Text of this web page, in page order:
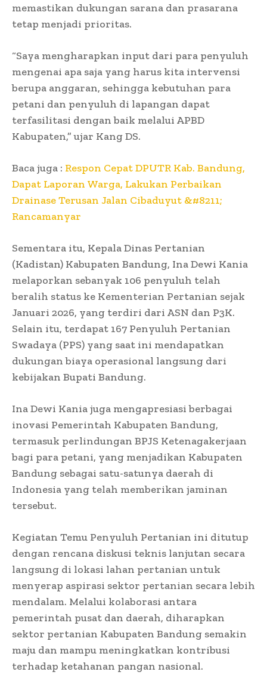
memastikan dukungan sarana dan prasarana
tetap menjadi prioritas.
“Saya mengharapkan input dari para penyuluh
mengenai apa saja yang harus kita intervensi
berupa anggaran, sehingga kebutuhan para
petani dan penyuluh di lapangan dapat
terfasilitasi dengan baik melalui APBD
Kabupaten,” ujar Kang DS.
Baca juga : Respon Cepat DPUTR Kab. Bandung,
Dapat Laporan Warga, Lakukan Perbaikan
Drainase Terusan Jalan Cibaduyut &#8211;
Rancamanyar
Sementara itu, Kepala Dinas Pertanian
(Kadistan) Kabupaten Bandung, Ina Dewi Kania
melaporkan sebanyak 106 penyuluh telah
beralih status ke Kementerian Pertanian sejak
Januari 2026, yang terdiri dari ASN dan P3K.
Selain itu, terdapat 167 Penyuluh Pertanian
Swadaya (PPS) yang saat ini mendapatkan
dukungan biaya operasional langsung dari
kebijakan Bupati Bandung.
Ina Dewi Kania juga mengapresiasi berbagai
inovasi Pemerintah Kabupaten Bandung,
termasuk perlindungan BPJS Ketenagakerjaan
bagi para petani, yang menjadikan Kabupaten
Bandung sebagai satu-satunya daerah di
Indonesia yang telah memberikan jaminan
tersebut.
Kegiatan Temu Penyuluh Pertanian ini ditutup
dengan rencana diskusi teknis lanjutan secara
langsung di lokasi lahan pertanian untuk
menyerap aspirasi sektor pertanian secara lebih
mendalam. Melalui kolaborasi antara
pemerintah pusat dan daerah, diharapkan
sektor pertanian Kabupaten Bandung semakin
maju dan mampu meningkatkan kontribusi
terhadap ketahanan pangan nasional.